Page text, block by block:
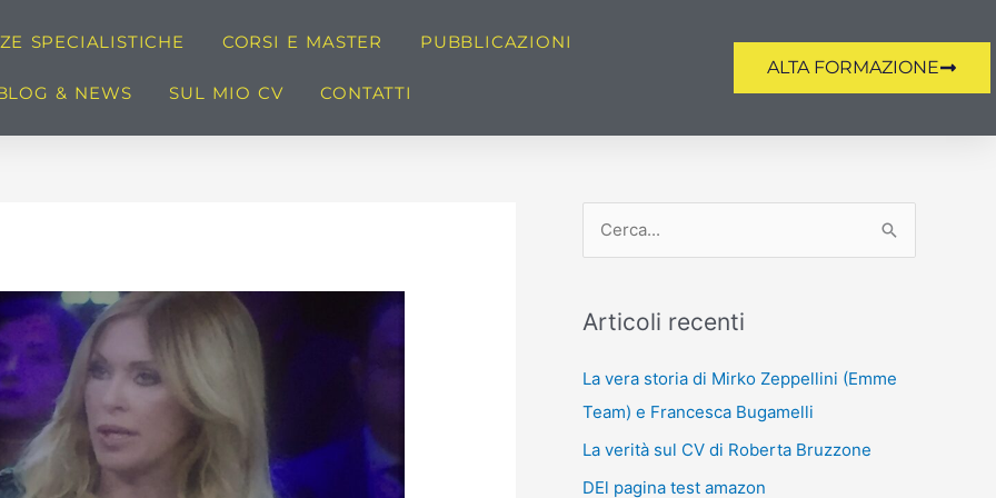
SPECIALISTICHE CORSI E MASTER PUBBLICAZIONI
& NEWS SUL MIO CV CONTATTI
ALTA FORMAZIONE
c
a
:
Articoli recenti
La vera storia di Mirko Zeppellini (Emme
Team) e Francesca Bugamelli
La verità sul CV di Roberta Bruzzone
DEl pagina test amazon